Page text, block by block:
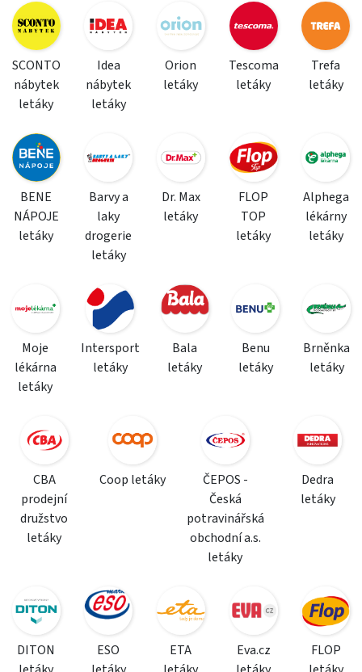
SCONTO
nábytek
letáky
Idea
nábytek
letáky
Orion
letáky
Tescoma
letáky
Trefa
letáky
BENE
NÁPOJE
letáky
Barvy a
laky
drogerie
letáky
Dr. Max
letáky
FLOP
TOP
letáky
Alphega
lékárny
letáky
Moje
lékárna
letáky
Intersport
letáky
Bala
letáky
Benu
letáky
Brněnka
letáky
CBA
prodejní
družstvo
letáky
Coop letáky
ČEPOS -
Česká
potravinářská
obchodní a.s.
letáky
Dedra
letáky
DITON
ESO
ETA
Eva.cz
FLOP